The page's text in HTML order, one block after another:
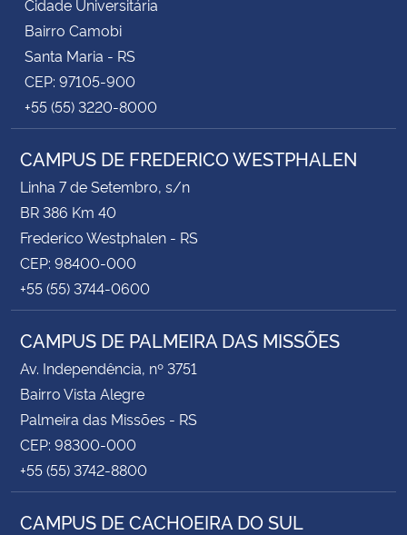
Cidade Universitária
Bairro Camobi
Santa Maria - RS
CEP: 97105-900
+55 (55) 3220-8000
CAMPUS DE FREDERICO WESTPHALEN
Linha 7 de Setembro, s/n
BR 386 Km 40
Frederico Westphalen - RS
CEP: 98400-000
+55 (55) 3744-0600
CAMPUS DE PALMEIRA DAS MISSÕES
Av. Independência, nº 3751
Bairro Vista Alegre
Palmeira das Missões - RS
CEP: 98300-000
+55 (55) 3742-8800
CAMPUS DE CACHOEIRA DO SUL